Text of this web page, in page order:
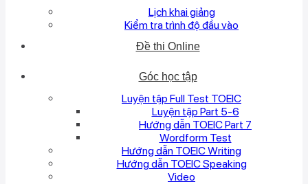
Lịch khai giảng
Kiểm tra trình độ đầu vào
Đề thi Online
Góc học tập
Luyện tập Full Test TOEIC
Luyện tập Part 5-6
Hướng dẫn TOEIC Part 7
Wordform Test
Hướng dẫn TOEIC Writing
Hướng dẫn TOEIC Speaking
Video